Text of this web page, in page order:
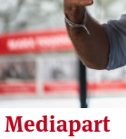
Mediapart